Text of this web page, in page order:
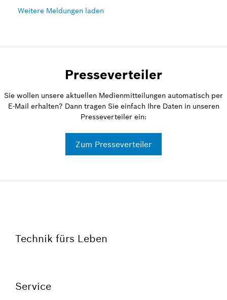
Weitere Meldungen laden
Presseverteiler
Sie wollen unsere aktuellen Medienmitteilungen automatisch per
E-Mail erhalten? Dann tragen Sie einfach Ihre Daten in unseren
Presseverteiler ein:
Zum Presseverteiler
Technik fürs Leben
Service